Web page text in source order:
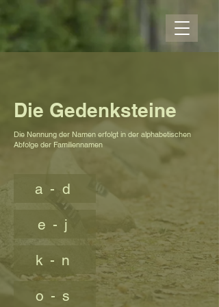
Die Gedenksteine
Die Nennung der Namen erfolgt in der alphabetischen
Abfolge der Familiennamen
a - d
e - j
k - n
o - s